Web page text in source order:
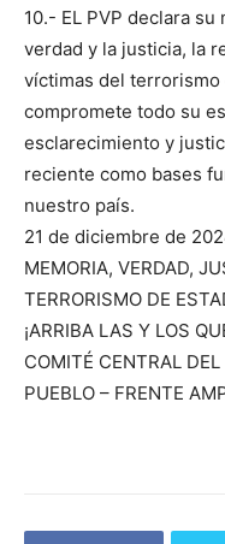
10.- EL PVP declara
verdad y la justicia, la
víctimas del terrorismo
compromete todo su
esclarecimiento y
reciente como bases
nuestro país.
21 de diciembre de
MEMORIA, VERDAD,
TERRORISMO DE
¡ARRIBA LAS Y LOS
COMITÉ CENTRAL
PUEBLO – FRENTE